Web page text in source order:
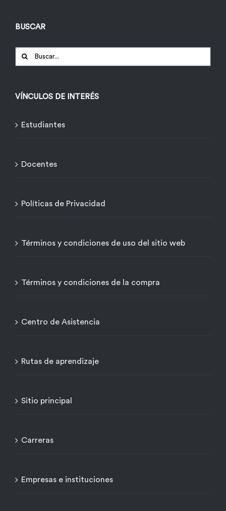
BUSCAR
Buscar:
VÍNCULOS DE INTERÉS
Estudiantes
Docentes
Políticas de Privacidad
Términos y condiciones de uso del sitio web
Términos y condiciones de la compra
Centro de Asistencia
Rutas de aprendizaje
Sitio principal
Carreras
Empresas e instituciones